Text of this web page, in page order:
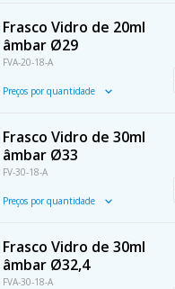
Frasco Vidro de 20ml
âmbar Ø29
FVA-20-18-A
Preços por quantidade
Frasco Vidro de 30ml
âmbar Ø33
FV-30-18-A
Preços por quantidade
Frasco Vidro de 30ml
âmbar Ø32,4
FVA-30-18-A